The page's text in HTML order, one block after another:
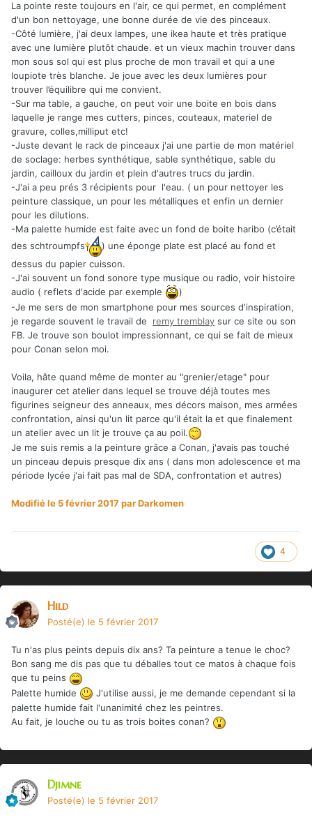
La pointe reste toujours en l'air, ce qui permet, en complément
d'un bon nettoyage, une bonne durée de vie des pinceaux.
-Côté lumière, j'ai deux lampes, une ikea haute et très pratique
avec une lumière plutôt chaude. et un vieux machin trouver dans
mon sous sol qui est plus proche de mon travail et qui a une
loupiote très blanche. Je joue avec les deux lumières pour
trouver l’équilibre qui me convient.
-Sur ma table, a gauche, on peut voir une boite en bois dans
laquelle je range mes cutters, pinces, couteaux, materiel de
gravure, colles,milliput etc!
-Juste devant le rack de pinceaux j'ai une partie de mon matériel
de soclage: herbes synthétique, sable synthétique, sable du
jardin, cailloux du jardin et plein d'autres trucs du jardin.
-J'ai a peu prés 3 récipients pour l'eau. ( un pour nettoyer les
peinture classique, un pour les métalliques et enfin un dernier
pour les dilutions.
-Ma palette humide est faite avec un fond de boite haribo (c’était
des schtroumpfs
) une éponge plate est placé au fond et
dessus du papier cuisson.
-J'ai souvent un fond sonore type musique ou radio, voir histoire
audio ( reflets d'acide par exemple
)
-Je me sers de mon smartphone pour mes sources d'inspiration,
je regarde souvent le travail de remy tremblay sur ce site ou son
FB. Je trouve son boulot impressionnant, ce qui se fait de mieux
pour Conan selon moi.
Voila, hâte quand même de monter au "grenier/etage" pour
inaugurer cet atelier dans lequel se trouve déjà toutes mes
figurines seigneur des anneaux, mes décors maison, mes armées
confrontation, ainsi qu'un lit parce qu'il était la et que finalement
un atelier avec un lit je trouve ça au poil.
Je me suis remis a la peinture grâce a Conan, j'avais pas touché
un pinceau depuis presque dix ans ( dans mon adolescence et ma
période lycée j'ai fait pas mal de SDA, confrontation et autres)
Modifiéle 5 février 2017par Darkomen
4
Hild
Posté(e) le 5 février 2017
Tu n'as plus peints depuis dix ans? Ta peinture a tenue le choc?
Bon sang me dis pas que tu déballes tout ce matos à chaque fois
que tu peins
Palette humide
J'utilise aussi, je me demande cependant si la
palette humide fait l'unanimité chez les peintres.
Au fait, je louche ou tu as trois boites conan?
Djimne
Posté(e) le 5 février 2017